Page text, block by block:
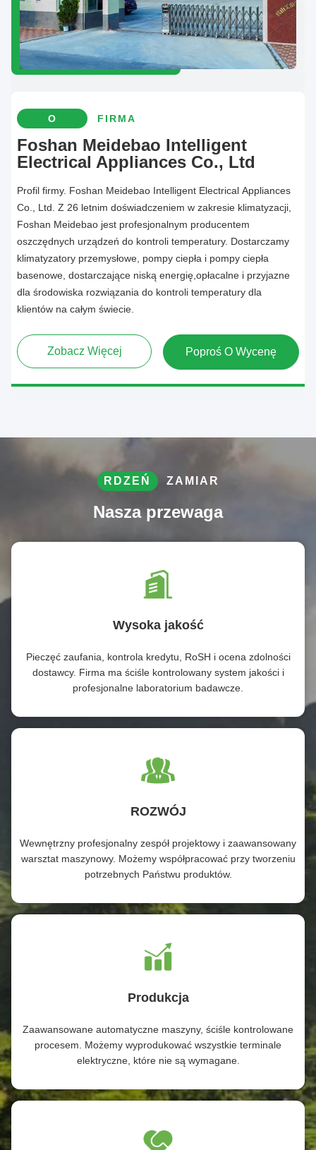
O FIRMA
Foshan Meidebao Intelligent
Electrical Appliances Co., Ltd
Profil firmy. Foshan Meidebao Intelligent Electrical Appliances
Co., Ltd. Z 26 letnim doświadczeniem w zakresie klimatyzacji,
Foshan Meidebao jest profesjonalnym producentem
oszczędnych urządzeń do kontroli temperatury. Dostarczamy
klimatyzatory przemysłowe, pompy ciepła i pompy ciepła
basenowe, dostarczające niską energię,opłacalne i przyjazne
dla środowiska rozwiązania do kontroli temperatury dla
klientów na całym świecie.
Zobacz Więcej Poproś O Wycenę
RDZEŃ ZAMIAR
Nasza przewaga
Wysoka jakość
Pieczęć zaufania, kontrola kredytu, RoSH i ocena zdolności
dostawcy. Firma ma ściśle kontrolowany system jakości i
profesjonalne laboratorium badawcze.
ROZWÓJ
Wewnętrzny profesjonalny zespół projektowy i zaawansowany
warsztat maszynowy. Możemy współpracować przy tworzeniu
potrzebnych Państwu produktów.
Produkcja
Zaawansowane automatyczne maszyny, ściśle kontrolowane
procesem. Możemy wyprodukować wszystkie terminale
elektryczne, które nie są wymagane.